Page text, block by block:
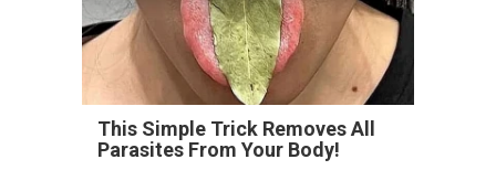
This Simple Trick Removes All
Parasites From Your Body!